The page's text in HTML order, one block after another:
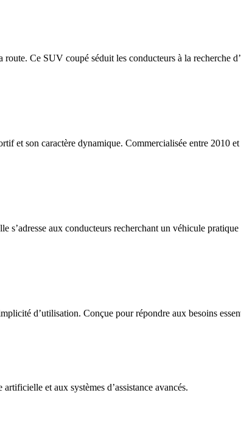
Ce SUV coupé séduit les conducteurs à la recherche
et son caractère dynamique. Commercialisée entre 2010
aux conducteurs recherchant un véhicule
d’utilisation. Conçue pour répondre aux besoins
et aux systèmes d’assistance avancés.